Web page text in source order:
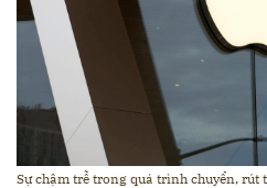
Sự chậm trễ trong quá trình chuyển, rút